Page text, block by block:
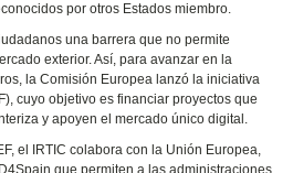
por otros Estados miembro.
una barrera que no permite
exterior. Así, para avanzar en la
la Comisión Europea lanzó la iniciativa
cuyo objetivo es financiar proyectos que
y apoyen el mercado único digital.
el IRTIC colabora con la Unión Europea,